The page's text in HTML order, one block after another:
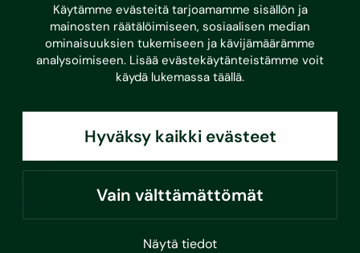
Käytämme evästeitä tarjoamamme sisällön ja
mainosten räätälöimiseen, sosiaalisen median
ominaisuuksien tukemiseen ja kävijämäärämme
analysoimiseen. Lisää evästekäytänteistämme voit
käydä lukemassa täällä.
Hyväksy kaikki evästeet
Vain välttämättömät
Näytä tiedot
Puhelut 030/010-alkuisiin numeroihin hinnoitellaan
soittavan operaattorin mukaan.
Youtube
Yritykset